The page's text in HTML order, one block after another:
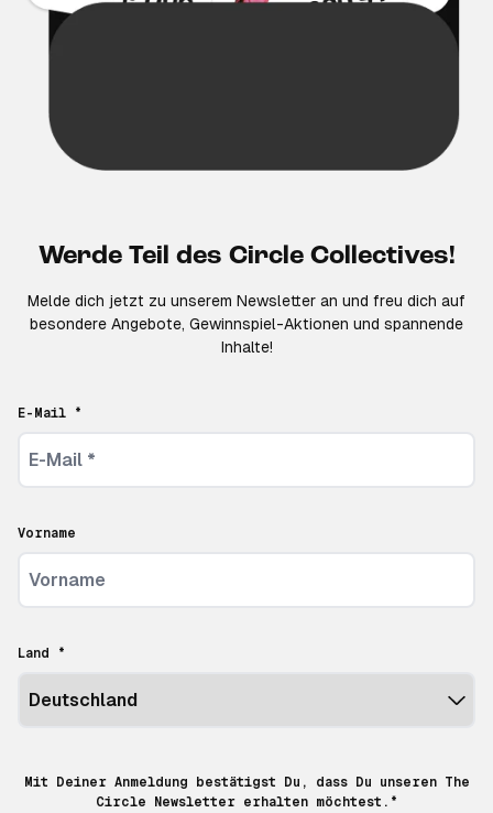
Werde Teil des Circle Collectives!
Melde dich jetzt zu unserem Newsletter an und freu dich auf
besondere Angebote, Gewinnspiel-Aktionen und spannende
Inhalte!
E-Mail *
Vorname
Land *
Mit Deiner Anmeldung bestätigst Du, dass Du unseren The
Circle Newsletter erhalten möchtest.*